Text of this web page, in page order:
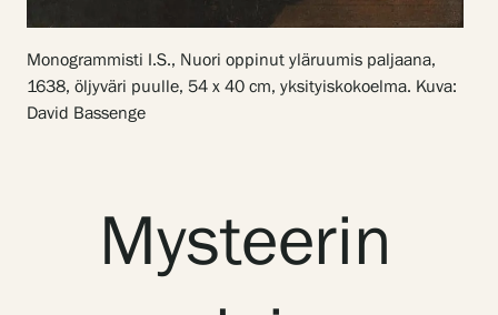
Palvelumme
Serlachius Residenssi
Monogrammisti I.S., Nuori oppinut yläruumis paljaana,
1638, öljyväri puulle, 54 x 40 cm, yksityiskokoelma. Kuva:
David Bassenge
Mysteerin